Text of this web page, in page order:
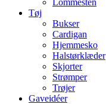
Lommesten
Tøj
Bukser
Cardigan
Hjemmesko
Halstørklæder
Skjorter
Strømper
Trøjer
Gaveidéer